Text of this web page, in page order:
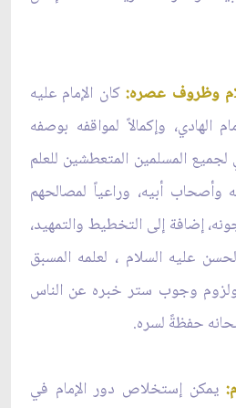
وظروف عصره:كان الإمام عليه
الهادي، وإكمالاً لمواقفه بوصفه
المسلمين المتعطشين للعلم
وأصحاب أبيه، وراعياً لمصالحهم
إضافة إلى التخطيط والتمهيد،
عليه السلام ، لعلمه المسبق
ولزوم وجوب ستر خبره عن الناس
حفظةً لسره.
يمكن إستخلاص دور الإمام في